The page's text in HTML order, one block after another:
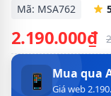
Mã: MSA762
2.190.000₫
📱 Mua qua
Giá web